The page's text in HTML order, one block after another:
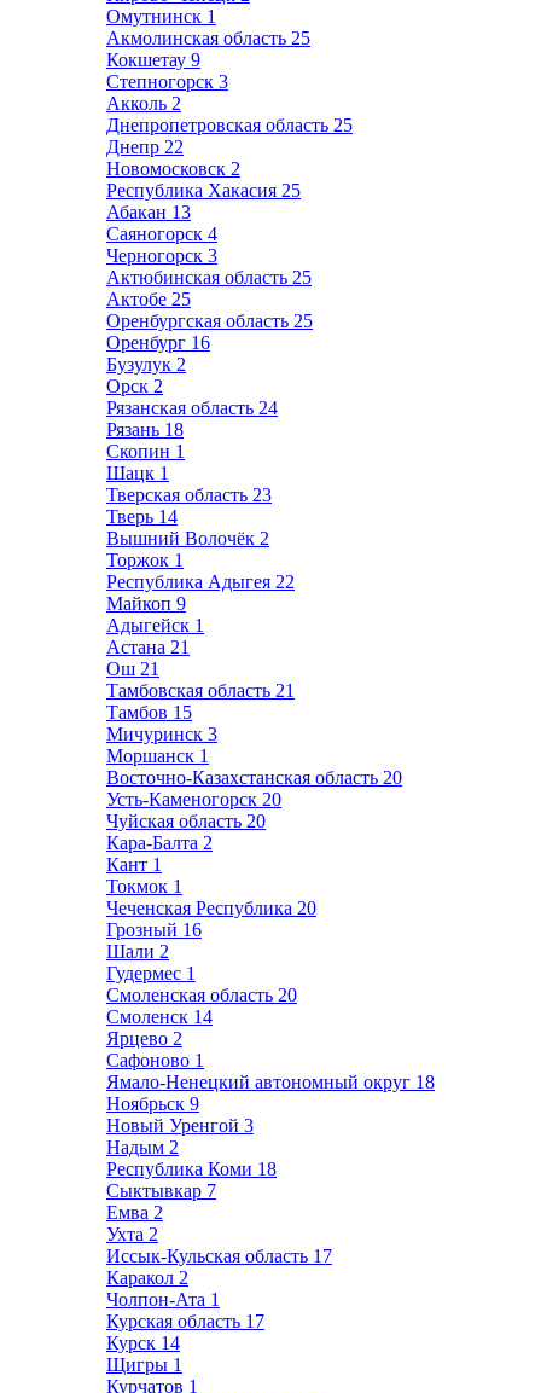
Омутнинск 1
Акмолинская область 25
Кокшетау 9
Степногорск 3
Акколь 2
Днепропетровская область 25
Днепр 22
Новомосковск 2
Республика Хакасия 25
Абакан 13
Саяногорск 4
Черногорск 3
Актюбинская область 25
Актобе 25
Оренбургская область 25
Оренбург 16
Бузулук 2
Орск 2
Рязанская область 24
Рязань 18
Скопин 1
Шацк 1
Тверская область 23
Тверь 14
Вышний Волочёк 2
Торжок 1
Республика Адыгея 22
Майкоп 9
Адыгейск 1
Астана 21
Ош 21
Тамбовская область 21
Тамбов 15
Мичуринск 3
Моршанск 1
Восточно-Казахстанская область 20
Усть-Каменогорск 20
Чуйская область 20
Кара-Балта 2
Кант 1
Токмок 1
Чеченская Республика 20
Грозный 16
Шали 2
Гудермес 1
Смоленская область 20
Смоленск 14
Ярцево 2
Сафоново 1
Ямало-Ненецкий автономный округ 18
Ноябрьск 9
Новый Уренгой 3
Надым 2
Республика Коми 18
Сыктывкар 7
Емва 2
Ухта 2
Иссык-Кульская область 17
Каракол 2
Чолпон-Ата 1
Курская область 17
Курск 14
Щигры 1
Курчатов 1